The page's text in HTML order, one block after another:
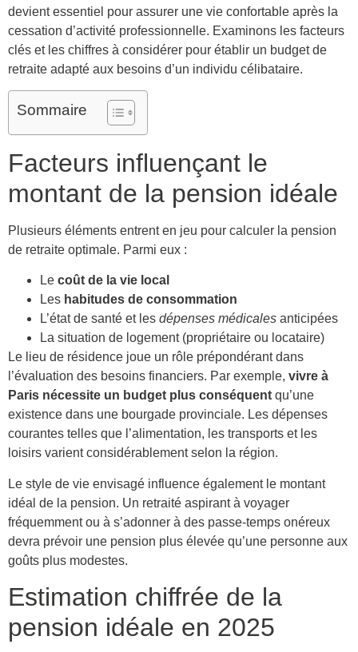
devient essentiel pour assurer une vie confortable après la
cessation d’activité professionnelle. Examinons les facteurs
clés et les chiffres à considérer pour établir un budget de
retraite adapté aux besoins d’un individu célibataire.
Sommaire
Facteurs influençant le
montant de la pension idéale
Plusieurs éléments entrent en jeu pour calculer la pension
de retraite optimale. Parmi eux :
Le coût de la vie local
Les habitudes de consommation
L’état de santé et les dépenses médicales anticipées
La situation de logement (propriétaire ou locataire)
Le lieu de résidence joue un rôle prépondérant dans
l’évaluation des besoins financiers. Par exemple, vivre à
Paris nécessite un budget plus conséquent qu’une
existence dans une bourgade provinciale. Les dépenses
courantes telles que l’alimentation, les transports et les
loisirs varient considérablement selon la région.
Le style de vie envisagé influence également le montant
idéal de la pension. Un retraité aspirant à voyager
fréquemment ou à s’adonner à des passe-temps onéreux
devra prévoir une pension plus élevée qu’une personne aux
goûts plus modestes.
Estimation chiffrée de la
pension idéale en 2025